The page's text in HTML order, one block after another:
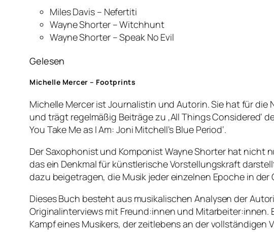
Miles Davis – Nefertiti
Wayne Shorter – Witchhunt
Wayne Shorter – Speak No Evil
Gelesen
Michelle Mercer – Footprints
Michelle Mercer ist Journalistin und Autorin. Sie hat für die
und trägt regelmäßig Beiträge zu ‚All Things Considered‘
You Take Me as I Am: Joni Mitchell’s Blue Period‘.
Der Saxophonist und Komponist Wayne Shorter hat nicht
das ein Denkmal für künstlerische Vorstellungskraft
dazu beigetragen, die Musik jeder einzelnen Epoche in
Dieses Buch besteht aus musikalischen Analysen der
Originalinterviews mit Freund:innen und
Kampf eines Musikers, der zeitlebens an der